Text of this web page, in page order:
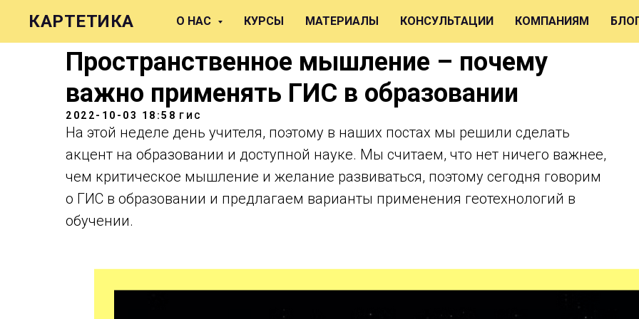
КАРТЕТИКА О НАС КУРСЫ МАТЕРИАЛЫ КОНСУЛЬТАЦИИ КОМПАНИЯМ
Пространственное мышление – почему
важно применять ГИС в образовании
2022-10-03 18:58 ГИС
На этой неделе день учителя, поэтому в наших постах мы решили сделать
акцент на образовании и доступной науке. Мы считаем, что нет ничего важнее,
чем критическое мышление и желание развиваться, поэтому сегодня говорим
о ГИС в образовании и предлагаем варианты применения геотехнологий в
обучении.